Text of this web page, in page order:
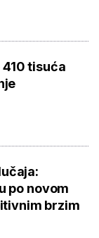
tisuća
po novom
brzim